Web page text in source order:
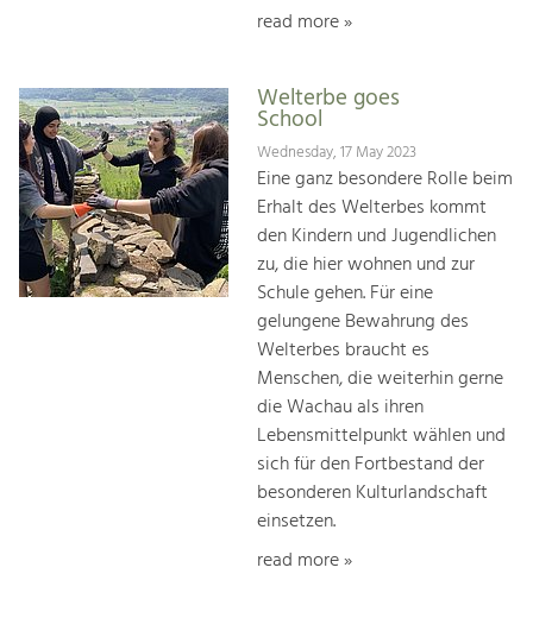
read more »
Welterbe goes
School
Wednesday, 17 May 2023
Eine ganz besondere Rolle beim
Erhalt des Welterbes kommt
den Kindern und Jugendlichen
zu, die hier woh­nen und zur
Schule gehen. Für eine
gelungene Bewah­rung des
Welterbes braucht es
Menschen, die weiterhin gerne
die Wachau als ihren
Lebensmittelpunkt wählen und
sich für den Fortbestand der
besonderen Kulturlandschaft
einsetzen.
read more »